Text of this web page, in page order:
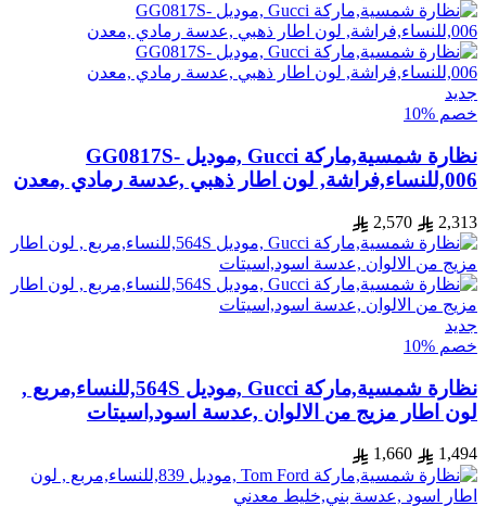
جديد
خصم %10
نظارة شمسية,ماركة Gucci ,موديل GG0817S-
006,للنساء,فراشة, لون اطار ذهبي ,عدسة رمادي ,معدن
2,313
2,570
جديد
خصم %10
نظارة شمسية,ماركة Gucci ,موديل 564S,للنساء,مربع ,
لون اطار مزيج من الالوان ,عدسة اسود,اسيتات
1,494
1,660